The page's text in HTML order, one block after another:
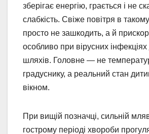
зберігає енергію, грається і не
слабкість. Свіже повітря в
просто не зашкодить, а й
особливо при вірусних
шляхів. Головне — не
градуснику, а реальний стан
вікном.
При вищій позначці, сильній
гострому періоді хвороби